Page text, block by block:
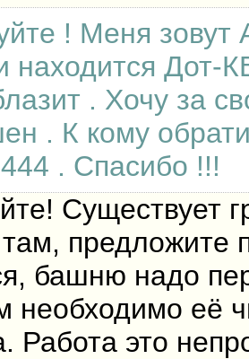
! Меня зовут
находится
. Хочу за
. К кому
. Спасибо !!!
Существует
предложите
башню надо
необходимо её
Работа это